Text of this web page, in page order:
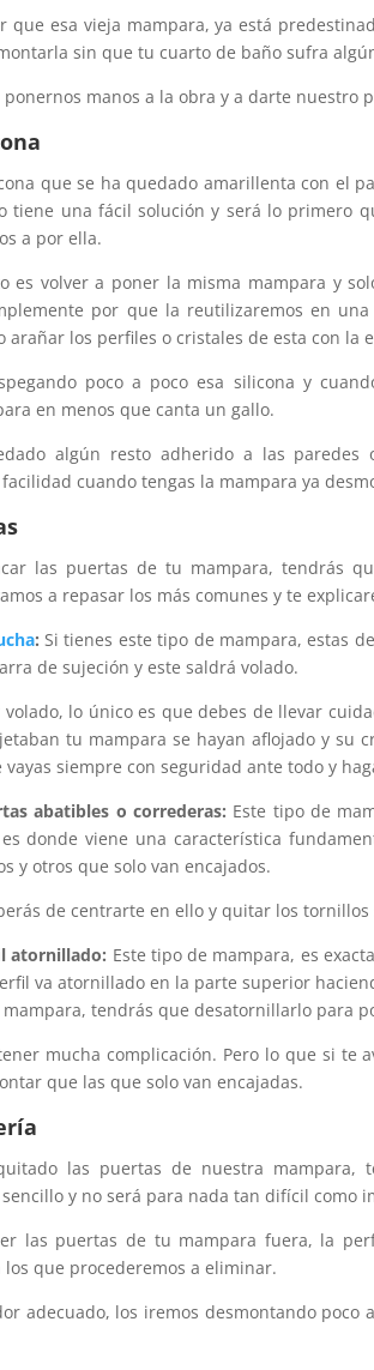
que esa vieja mampara, ya está
sin que tu cuarto de baño sufra
manos a la obra y a darte nuestro
que se ha quedado amarillenta con el
tiene una fácil solución y será lo primero
a por ella.
es volver a poner la misma mampara y
por que la reutilizaremos en
arañar los perfiles o cristales de esta con la
poco a poco esa silicona y
en menos que canta un gallo.
algún resto adherido a las
cuando tengas la mampara ya
las puertas de tu mampara, tendrás
a repasar los más comunes y te
: Si tienes este tipo de mampara, estas
de sujeción y este saldrá volado.
lo único es que debes de llevar
tu mampara se hayan aflojado y su
siempre con seguridad ante todo y
abatibles o correderas: Este tipo de
donde viene una característica
y otros que solo van encajados.
de centrarte en ello y quitar los tornillos
atornillado: Este tipo de mampara, es
va atornillado en la parte superior
tendrás que desatornillarlo para
mucha complicación. Pero lo que si te
que las que solo van encajadas.
las puertas de nuestra
y no será para nada tan difícil como
las puertas de tu mampara fuera, la
que procederemos a eliminar.
adecuado, los iremos desmontando poco